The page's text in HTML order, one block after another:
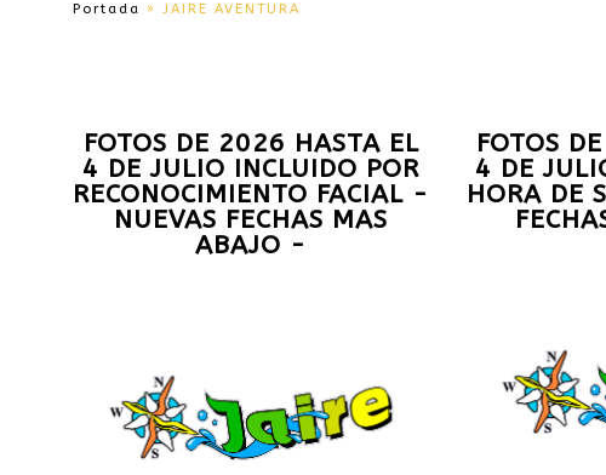
Portada » JAIRE AVENTURA
FOTOS DE 2026 HASTA EL
4 DE JULIO INCLUIDO POR
RECONOCIMIENTO FACIAL -
NUEVAS FECHAS MAS
ABAJO -
FOTOS
4 DE
HORA DE